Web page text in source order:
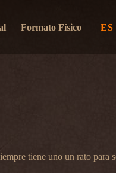
Formato Físico ES
tiene uno un rato para